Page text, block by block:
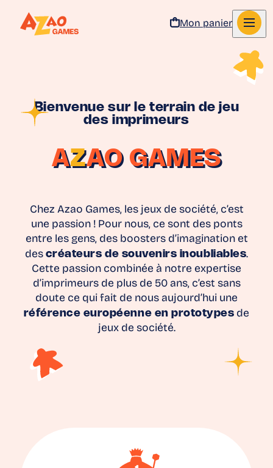
Mon panier
Bienvenue sur le terrain de jeu
des imprimeurs
AZAO GAMES
Chez Azao Games, les jeux de société, c’est
une passion ! Pour nous, ce sont des ponts
entre les gens, des boosters d’imagination et
des créateurs de souvenirs inoubliables.
Cette passion combinée à notre expertise
d’imprimeurs de plus de 50 ans, c’est sans
doute ce qui fait de nous aujourd’hui une
référence européenne en prototypes de
jeux de société.